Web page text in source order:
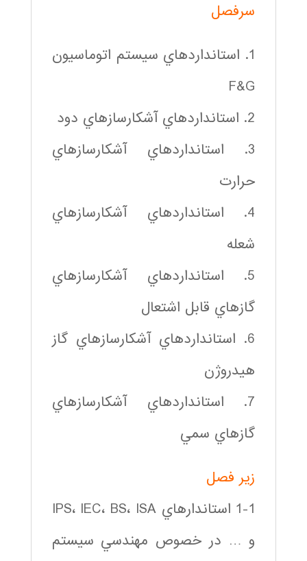
سرفصل
1. استانداردهاي سيستم اتوماسيون
F&G
2. استانداردهاي آشكارسازهاي دود
3. استانداردهاي آشكارسازهاي
حرارت
4. استانداردهاي آشكارسازهاي
شعله
5. استانداردهاي آشكارسازهاي
گازهاي قابل اشتعال
6. استانداردهاي آشكارسازهاي گاز
هيدروژن
7. استانداردهاي آشكارسازهاي
گازهاي سمي
زير فصل
1-1 استاندارهاي IPS، IEC، BS، ISA
و … در خصوص مهندسي سيستم